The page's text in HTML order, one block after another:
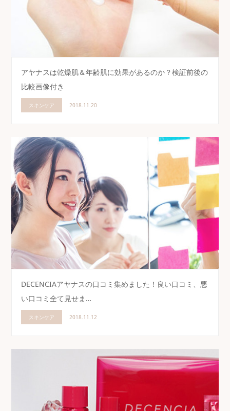
アヤナスは乾燥肌＆年齢肌に効果があるのか？検証前後の
比較画像付き
スキンケア 2018.11.20
DECENCIAアヤナスの口コミ集めました！良い口コミ、悪
い口コミ全て見せま…
スキンケア 2018.11.12